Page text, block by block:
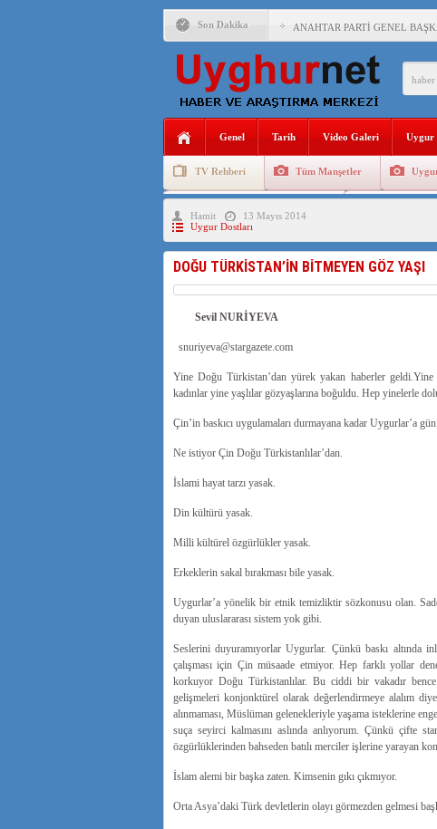
Son Dakika ANAHTAR PARTİ GENEL
ÇİN’İN DOĞU
DİYANET AKADEMİSİ
150 YILDIR KAYNAYAN
ÇİN’İN UYGUR
ÇİN’İN ANKARA
İŞGALCİ ÇİN’DEN
Genel Tarih Video Galeri Uygur
TV Rehberi Tüm Manşetler
Uygurlarda Düğün ve Cenaze
Hamit
13 Mayıs 2014
Uygur Dostları
DOĞU TÜRKİSTAN’İN BİTMEYEN GÖZ YAŞI
Sevil NURİYEVA
snuriyeva@stargazete.com
Yine Doğu Türkistan’dan yürek yakan haberler
kadınlar yine yaşlılar gözyaşlarına boğuldu. Hep yinelerle
Çin’in baskıcı uygulamaları durmayana kadar Uygurlar’a gün
Ne istiyor Çin Doğu Türkistanlılar’dan.
İslami hayat tarzı yasak.
Din kültürü yasak.
Milli kültürel özgürlükler yasak.
Erkeklerin sakal bırakması bile yasak.
Uygurlar’a yönelik bir etnik temizliktir sözkonusu olan.
duyan uluslararası sistem yok gibi.
Seslerini duyuramıyorlar Uygurlar. Çünkü baskı altında
çalışması için Çin müsaade etmiyor. Hep farklı yollar
korkuyor Doğu Türkistanlılar. Bu ciddi bir vakadır
gelişmeleri konjonktürel olarak değerlendirmeye alalım
alınmaması, Müslüman gelenekleriyle yaşama isteklerine
suça seyirci kalmasını aslında anlıyorum. Çünkü çifte
özgürlüklerinden bahseden batılı merciler işlerine yarayan
İslam alemi bir başka zaten. Kimsenin gıkı çıkmıyor.
Orta Asya’daki Türk devletlerin olayı görmezden gelmesi